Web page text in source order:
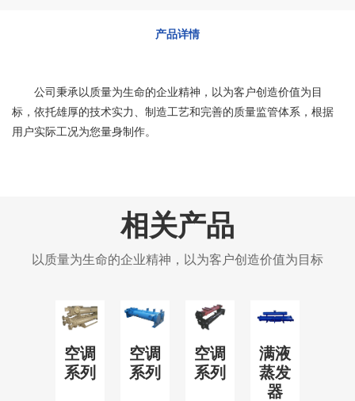
产品详情
公司秉承以质量为生命的企业精神，以为客户创造价值为目
标，依托雄厚的技术实力、制造工艺和完善的质量监管体系，根据
用户实际工况为您量身制作。
相关产品
以质量为生命的企业精神，以为客户创造价值为目标
空调
系列
空调
系列
空调
系列
满液
蒸发
器